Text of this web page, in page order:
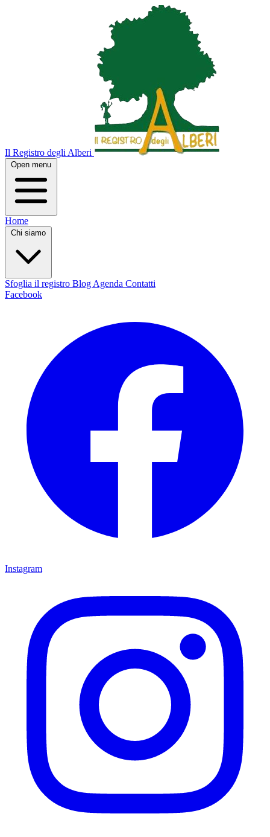
Il Registro degli Alberi
Open menu
Home
Chi siamo
Sfoglia il registro Blog Agenda Contatti
Facebook
Instagram